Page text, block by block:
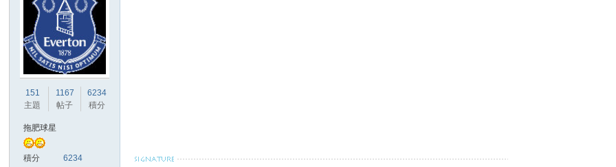
151
主題
1167
帖子
6234
積分
拖肥球星
積分 6234